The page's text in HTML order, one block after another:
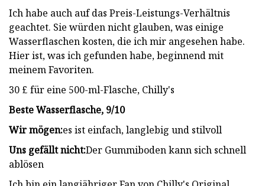
Ich habe auch auf das Preis-Leistungs-Verhältnis
geachtet. Sie würden nicht glauben, was einige
Wasserflaschen kosten, die ich mir angesehen habe.
Hier ist, was ich gefunden habe, beginnend mit
meinem Favoriten.
30 £ für eine 500-ml-Flasche, Chilly's
Beste Wasserflasche, 9/10
Wir mögen:es ist einfach, langlebig und stilvoll
Uns gefällt nicht:Der Gummiboden kann sich schnell
ablösen